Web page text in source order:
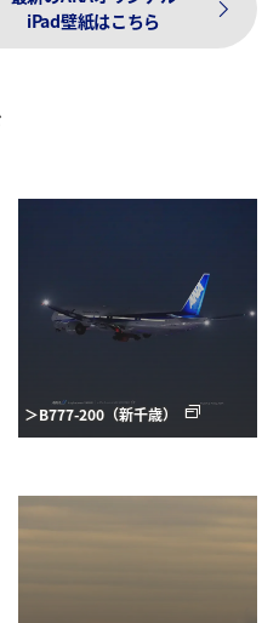
iPad壁紙はこちら
＞B777-200（新千歳）